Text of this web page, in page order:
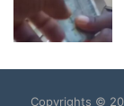
Copyrights ©